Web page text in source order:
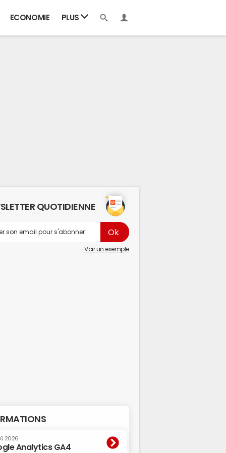
ECONOMIE PLUS
QUOTIDIENNE
Voir un exemple
2026
Analytics GA4